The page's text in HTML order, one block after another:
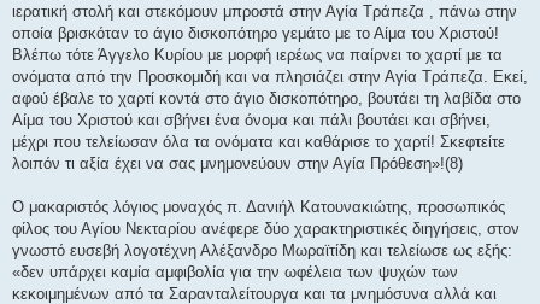
ιερατική στολή και στεκόμουν μπροστά στην Αγία Τράπεζα , πάνω στην
οποία βρισκόταν το άγιο δισκοπότηρο γεμάτο με το Αίμα του Χριστού!
Βλέπω τότε Άγγελο Κυρίου με μορφή ιερέως να παίρνει το χαρτί με τα
ονόματα από την Προσκομιδή και να πλησιάζει στην Αγία Τράπεζα. Εκεί,
αφού έβαλε το χαρτί κοντά στο άγιο δισκοπότηρο, βουτάει τη λαβίδα στο
Αίμα του Χριστού και σβήνει ένα όνομα και πάλι βουτάει και σβήνει,
μέχρι που τελείωσαν όλα τα ονόματα και καθάρισε το χαρτί! Σκεφτείτε
λοιπόν τι αξία έχει να σας μνημονεύουν στην Αγία Πρόθεση»!(8)
Ο μακαριστός λόγιος μοναχός π. Δανιήλ Κατουνακιώτης, προσωπικός
φίλος του Αγίου Νεκταρίου ανέφερε δύο χαρακτηριστικές διηγήσεις, στον
γνωστό ευσεβή λογοτέχνη Αλέξανδρο Μωραϊτίδη και τελείωσε ως εξής:
«δεν υπάρχει καμία αμφιβολία για την ωφέλεια των ψυχών των
κεκοιμημένων από τα Σαρανταλείτουργα και τα μνημόσυνα αλλά και